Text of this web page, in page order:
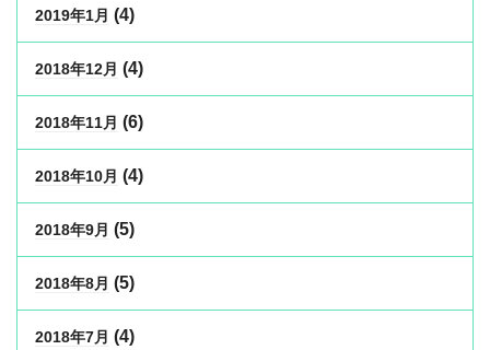
2019年1月 (4)
2018年12月 (4)
2018年11月 (6)
2018年10月 (4)
2018年9月 (5)
2018年8月 (5)
2018年7月 (4)